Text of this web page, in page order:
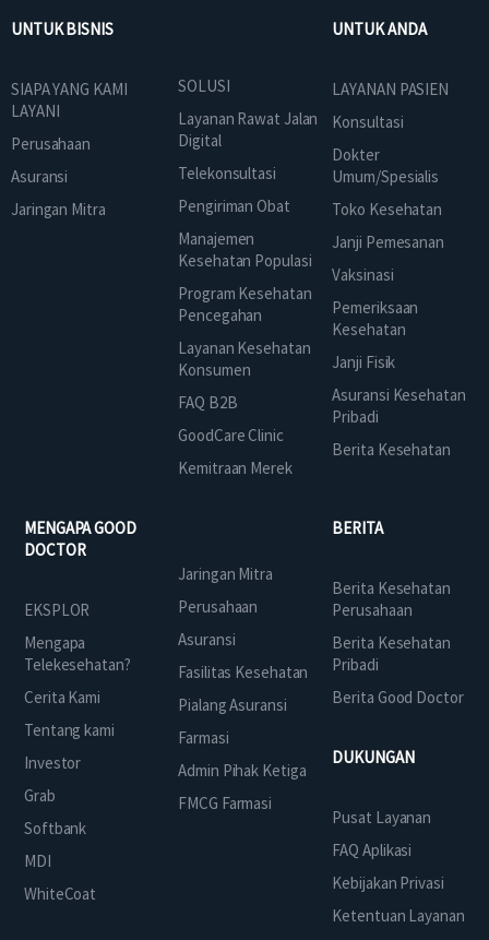
UNTUK BISNIS
SIAPA YANG KAMI
LAYANI
Perusahaan
Asuransi
Jaringan Mitra
SOLUSI
Layanan Rawat Jalan
Digital
Telekonsultasi
Pengiriman Obat
Manajemen
Kesehatan Populasi
Program Kesehatan
Pencegahan
Layanan Kesehatan
Konsumen
FAQ B2B
GoodCare Clinic
Kemitraan Merek
UNTUK ANDA
LAYANAN PASIEN
Konsultasi
Dokter
Umum/Spesialis
Toko Kesehatan
Janji Pemesanan
Vaksinasi
Pemeriksaan
Kesehatan
Janji Fisik
Asuransi Kesehatan
Pribadi
Berita Kesehatan
MENGAPA GOOD
DOCTOR
EKSPLOR
Mengapa
Telekesehatan?
Cerita Kami
Tentang kami
Investor
Grab
Softbank
MDI
WhiteCoat
Jaringan Mitra
Perusahaan
Asuransi
Fasilitas Kesehatan
Pialang Asuransi
Farmasi
Admin Pihak Ketiga
FMCG Farmasi
BERITA
Berita Kesehatan
Perusahaan
Berita Kesehatan
Pribadi
Berita Good Doctor
DUKUNGAN
Pusat Layanan
FAQ Aplikasi
Kebijakan Privasi
Ketentuan Layanan